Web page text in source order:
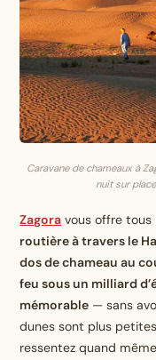
Caravane de chameaux à
nuit sur
Zagora vous offre
routière à travers le
dos de chameau au
feu sous un milliard
mémorable — sans
dunes sont plus
ressentez quand